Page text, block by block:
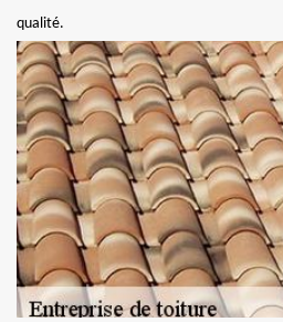
qualité.